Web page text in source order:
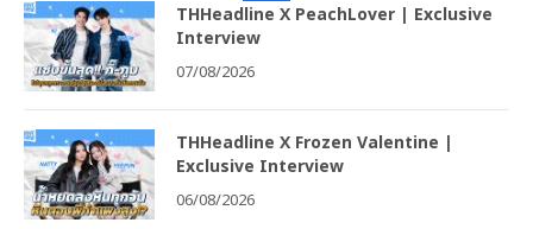
THHeadline X PeachLover | Exclusive
Interview
07/08/2026
THHeadline X Frozen Valentine |
Exclusive Interview
06/08/2026